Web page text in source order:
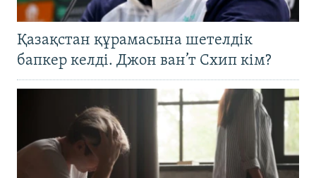
Қазақстан құрамасына шетелдік
бапкер келді. Джон ван’т Схип кім?